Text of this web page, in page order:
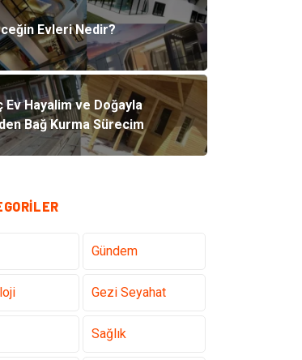
Evleri Nedir?
Ev Hayalim ve Doğayla
Bağ Kurma Sürecim
Gündem
Gezi Seyahat
Sağlık